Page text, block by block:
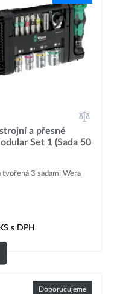
a přesné
Set 1 (Sada 50
3 sadami Wera
s DPH
Doporučujeme